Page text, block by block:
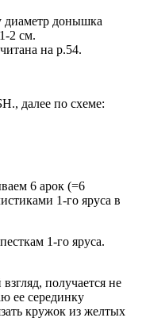
диаметр донышка
2 см.
на р.54.
далее по схеме:
6 арок (=6
1-го яруса в
1-го яруса.
получается не
ее серединку
кружок из желтых